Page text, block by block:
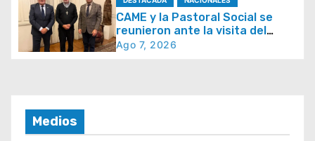
n
t
d
a
CAME y la Pastoral Social se
reunieron ante la visita del
papa León XIV y la Semana
Ago 7, 2026
Medios